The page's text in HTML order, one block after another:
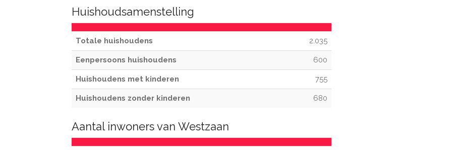
Huishoudsamenstelling
Totale huishoudens 2.035
Eenpersoons huishoudens 600
Huishoudens met kinderen 755
Huishoudens zonder kinderen 680
Aantal inwoners van Westzaan